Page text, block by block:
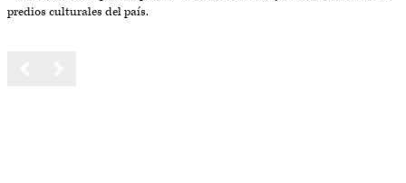
predios culturales del país.